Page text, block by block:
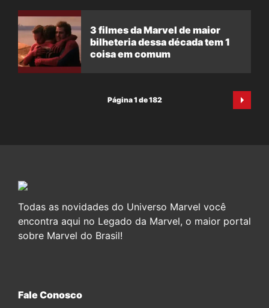
3 filmes da Marvel de maior
bilheteria dessa década tem 1
coisa em comum
Página 1 de 182
Todas as novidades do Universo Marvel você
encontra aqui no Legado da Marvel, o maior portal
sobre Marvel do Brasil!
Fale Conosco